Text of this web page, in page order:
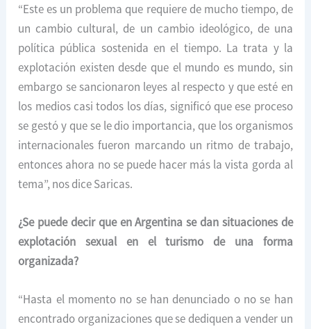
“Este es un problema que requiere de mucho tiempo, de
un cambio cultural, de un cambio ideológico, de una
política pública sostenida en el tiempo. La trata y la
explotación existen desde que el mundo es mundo, sin
embargo se sancionaron leyes al respecto y que esté en
los medios casi todos los días, significó que ese proceso
se gestó y que se le dio importancia, que los organismos
internacionales fueron marcando un ritmo de trabajo,
entonces ahora no se puede hacer más la vista gorda al
tema”, nos dice Saricas.
¿Se puede decir que en Argentina se dan situaciones de
explotación sexual en el turismo de una forma
organizada?
“Hasta el momento no se han denunciado o no se han
encontrado organizaciones que se dediquen a vender un